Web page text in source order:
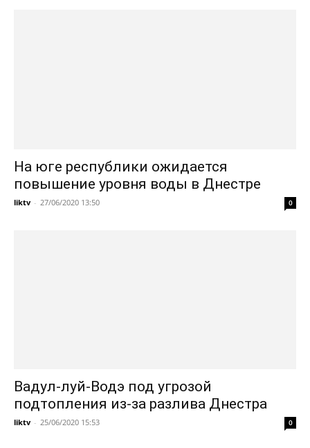
На юге республики ожидается
повышение уровня воды в Днестре
liktv - 27/06/2020 13:50 0
Вадул-луй-Водэ под угрозой
подтопления из-за разлива Днестра
liktv - 25/06/2020 15:53 0